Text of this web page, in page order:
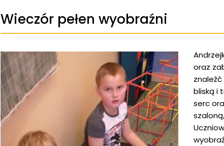
Wieczór pełen wyobraźni
oraz
bliską i
serc